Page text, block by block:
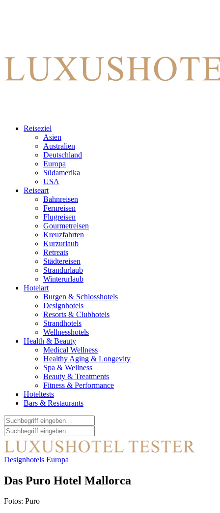
Reiseziel
Asien
Australien
Deutschland
Europa
Südamerika
USA
Reiseart
Bahnreisen
Fernreisen
Flugreisen
Gourmetreisen
Kreuzfahrten
Kurzurlaub
Retreats
Städtereisen
Strandurlaub
Winterurlaub
Hotelart
Burgen & Schlosshotels
Designhotels
Resorts & Clubhotels
Strandhotels
Wellnesshotels
Health & Beauty
Medical Wellness
Healthy Aging & Longevity
Spa & Wellness
Beauty & Treatments
Fitness & Performance
Hoteltests
Bars & Restaurants
Designhotels Europa
Das Puro Hotel Mallorca
Fotos: Puro